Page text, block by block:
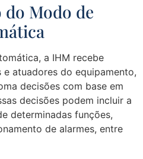
Modo de
a IHM recebe
atuadores do equipamento,
decisões com base em
decisões podem incluir a
determinadas funções,
de alarmes, entre